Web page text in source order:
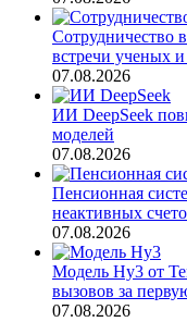
Сотрудничество
встречи ученых
07.08.2026
ИИ DeepSeek
моделей
07.08.2026
Пенсионная
неактивных
07.08.2026
Модель Hy3 от
вызовов за
07.08.2026